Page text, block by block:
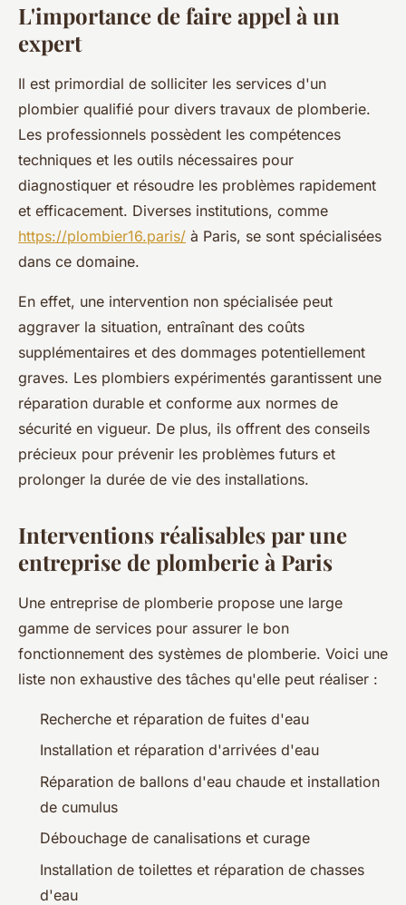
L'importance de faire appel à un
expert
Il est primordial de solliciter les services d'un
plombier qualifié pour divers travaux de plomberie.
Les professionnels possèdent les compétences
techniques et les outils nécessaires pour
diagnostiquer et résoudre les problèmes rapidement
et efficacement. Diverses institutions, comme
https://plombier16.paris/ à Paris, se sont spécialisées
dans ce domaine.
En effet, une intervention non spécialisée peut
aggraver la situation, entraînant des coûts
supplémentaires et des dommages potentiellement
graves. Les plombiers expérimentés garantissent une
réparation durable et conforme aux normes de
sécurité en vigueur. De plus, ils offrent des conseils
précieux pour prévenir les problèmes futurs et
prolonger la durée de vie des installations.
Interventions réalisables par une
entreprise de plomberie à Paris
Une entreprise de plomberie propose une large
gamme de services pour assurer le bon
fonctionnement des systèmes de plomberie. Voici une
liste non exhaustive des tâches qu'elle peut réaliser :
Recherche et réparation de fuites d'eau
Installation et réparation d'arrivées d'eau
Réparation de ballons d'eau chaude et installation
de cumulus
Débouchage de canalisations et curage
Installation de toilettes et réparation de chasses
d'eau